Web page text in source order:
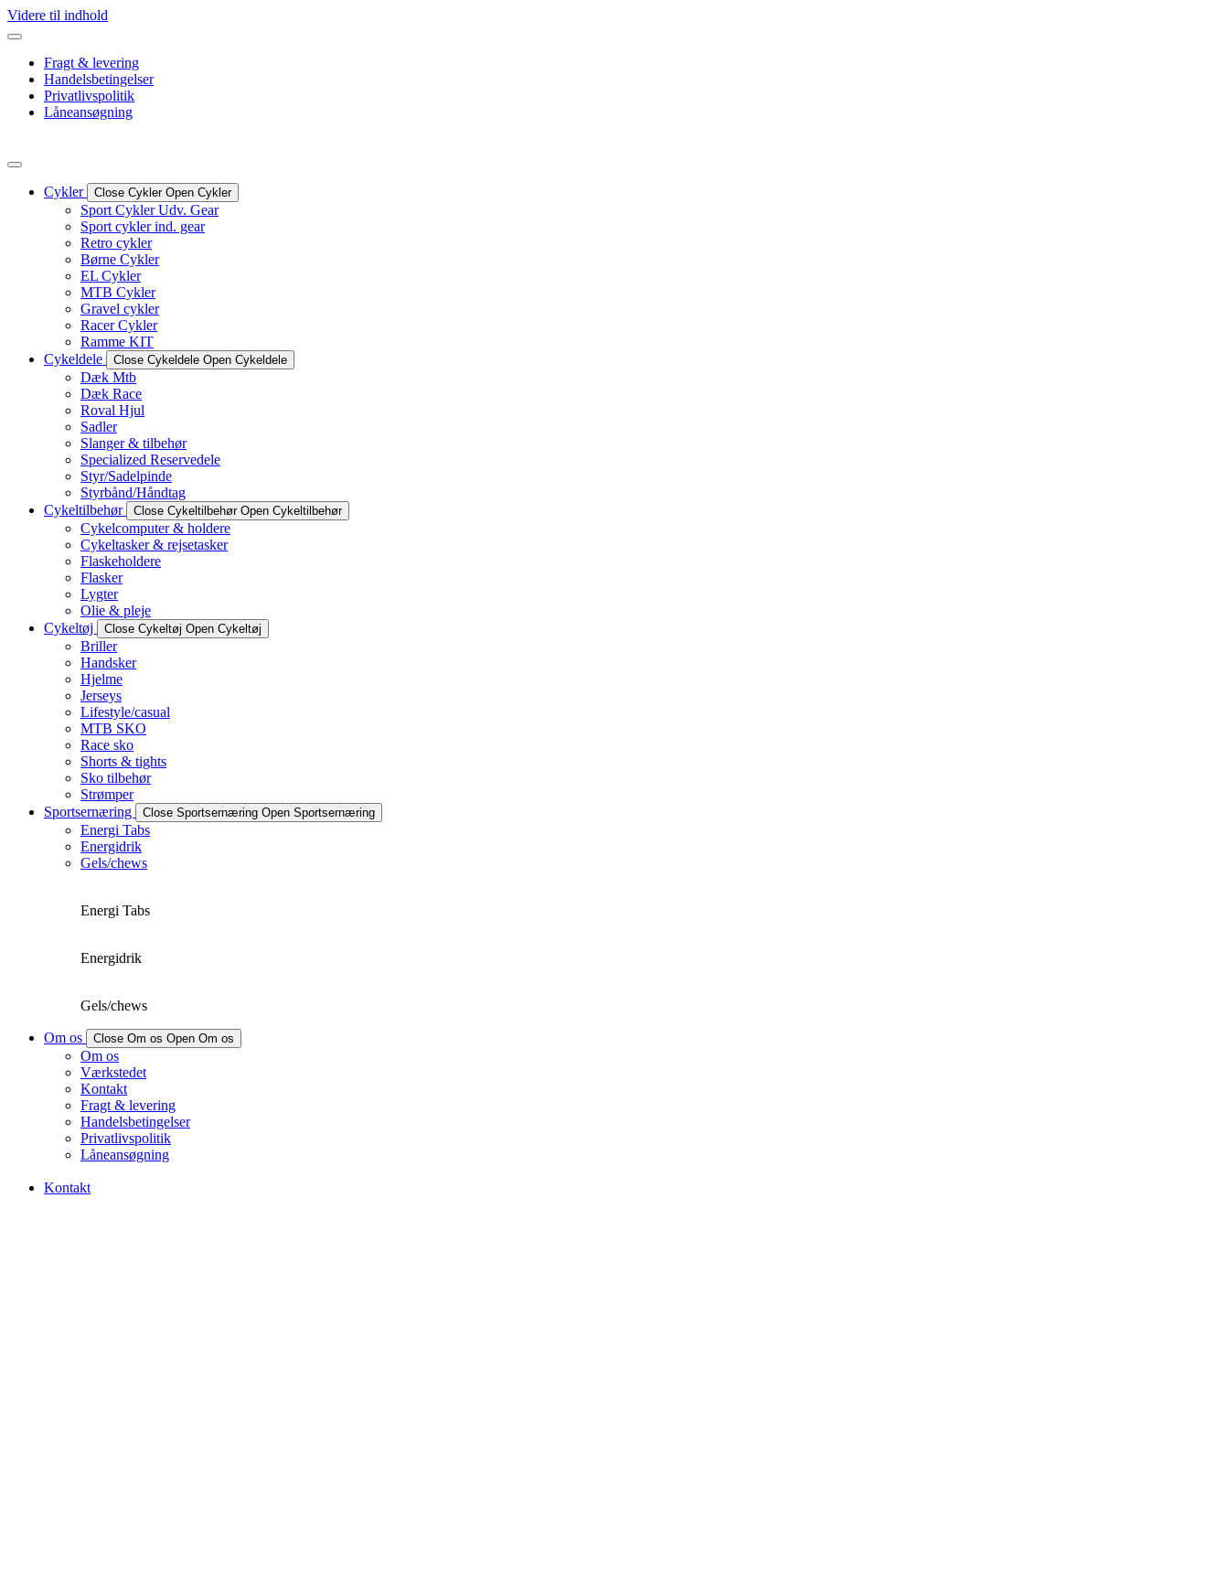
Videre til indhold
Fragt & levering
Handelsbetingelser
Privatlivspolitik
Låneansøgning
Cykler Close Cykler Open Cykler
Sport Cykler Udv. Gear
Sport cykler ind. gear
Retro cykler
Børne Cykler
EL Cykler
MTB Cykler
Gravel cykler
Racer Cykler
Ramme KIT
Cykeldele
Close Cykeldele Open Cykeldele
Dæk Mtb
Dæk Race
Roval Hjul
Sadler
Slanger & tilbehør
Specialized Reservedele
Styr/Sadelpinde
Styrbånd/Håndtag
Cykeltilbehør
Close Cykeltilbehør Open Cykeltilbehør
Cykelcomputer & holdere
Cykeltasker & rejsetasker
Flaskeholdere
Flasker
Lygter
Olie & pleje
Cykeltøj
Close Cykeltøj Open Cykeltøj
Briller
Handsker
Hjelme
Jerseys
Lifestyle/casual
MTB SKO
Race sko
Shorts & tights
Sko tilbehør
Strømper
Sportsernæring
Close Sportsernæring Open Sportsernæring
Energi Tabs
Energidrik
Gels/chews
Energi Tabs
Energidrik
Gels/chews
Om os Close Om os Open Om os
Om os
Værkstedet
Kontakt
Fragt & levering
Handelsbetingelser
Privatlivspolitik
Låneansøgning
Kontakt